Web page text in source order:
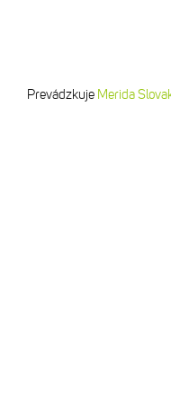
Prevádzkuje Merida